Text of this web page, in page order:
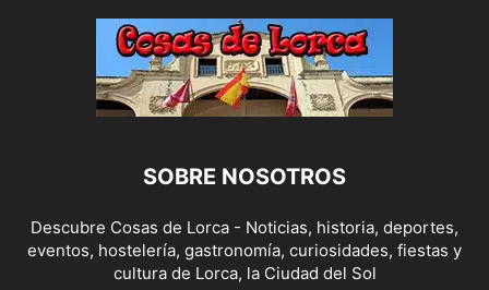
SOBRE NOSOTROS
Descubre Cosas de Lorca - Noticias, historia, deportes,
eventos, hostelería, gastronomía, curiosidades, fiestas y
cultura de Lorca, la Ciudad del Sol